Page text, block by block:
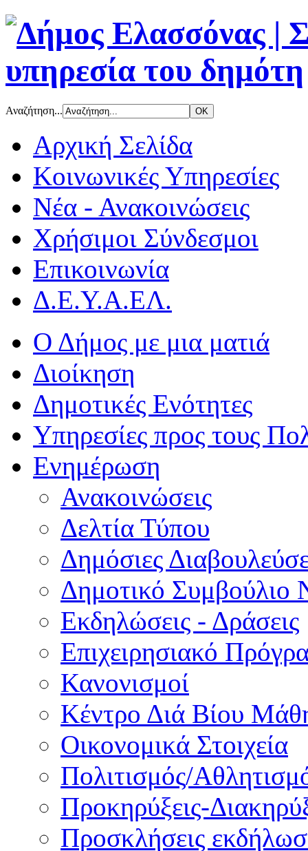
Αναζήτηση...
Αρχική Σελίδα
Κοινωνικές Υπηρεσίες
Νέα - Ανακοινώσεις
Χρήσιμοι Σύνδεσμοι
Επικοινωνία
Δ.Ε.Υ.Α.ΕΛ.
Ο Δήμος με μια ματιά
Διοίκηση
Δημοτικές Ενότητες
Υπηρεσίες προς τους
Ενημέρωση
Ανακοινώσεις
Δελτία Τύπου
Δημόσιες
Δημοτικό Συμβούλιο
Εκδηλώσεις - Δράσεις
Επιχειρησιακό
Κανονισμοί
Κέντρο Διά Βίου
Οικονομικά Στοιχεία
Πολιτισμός/
Προκηρύξεις-
Προσκλήσεις